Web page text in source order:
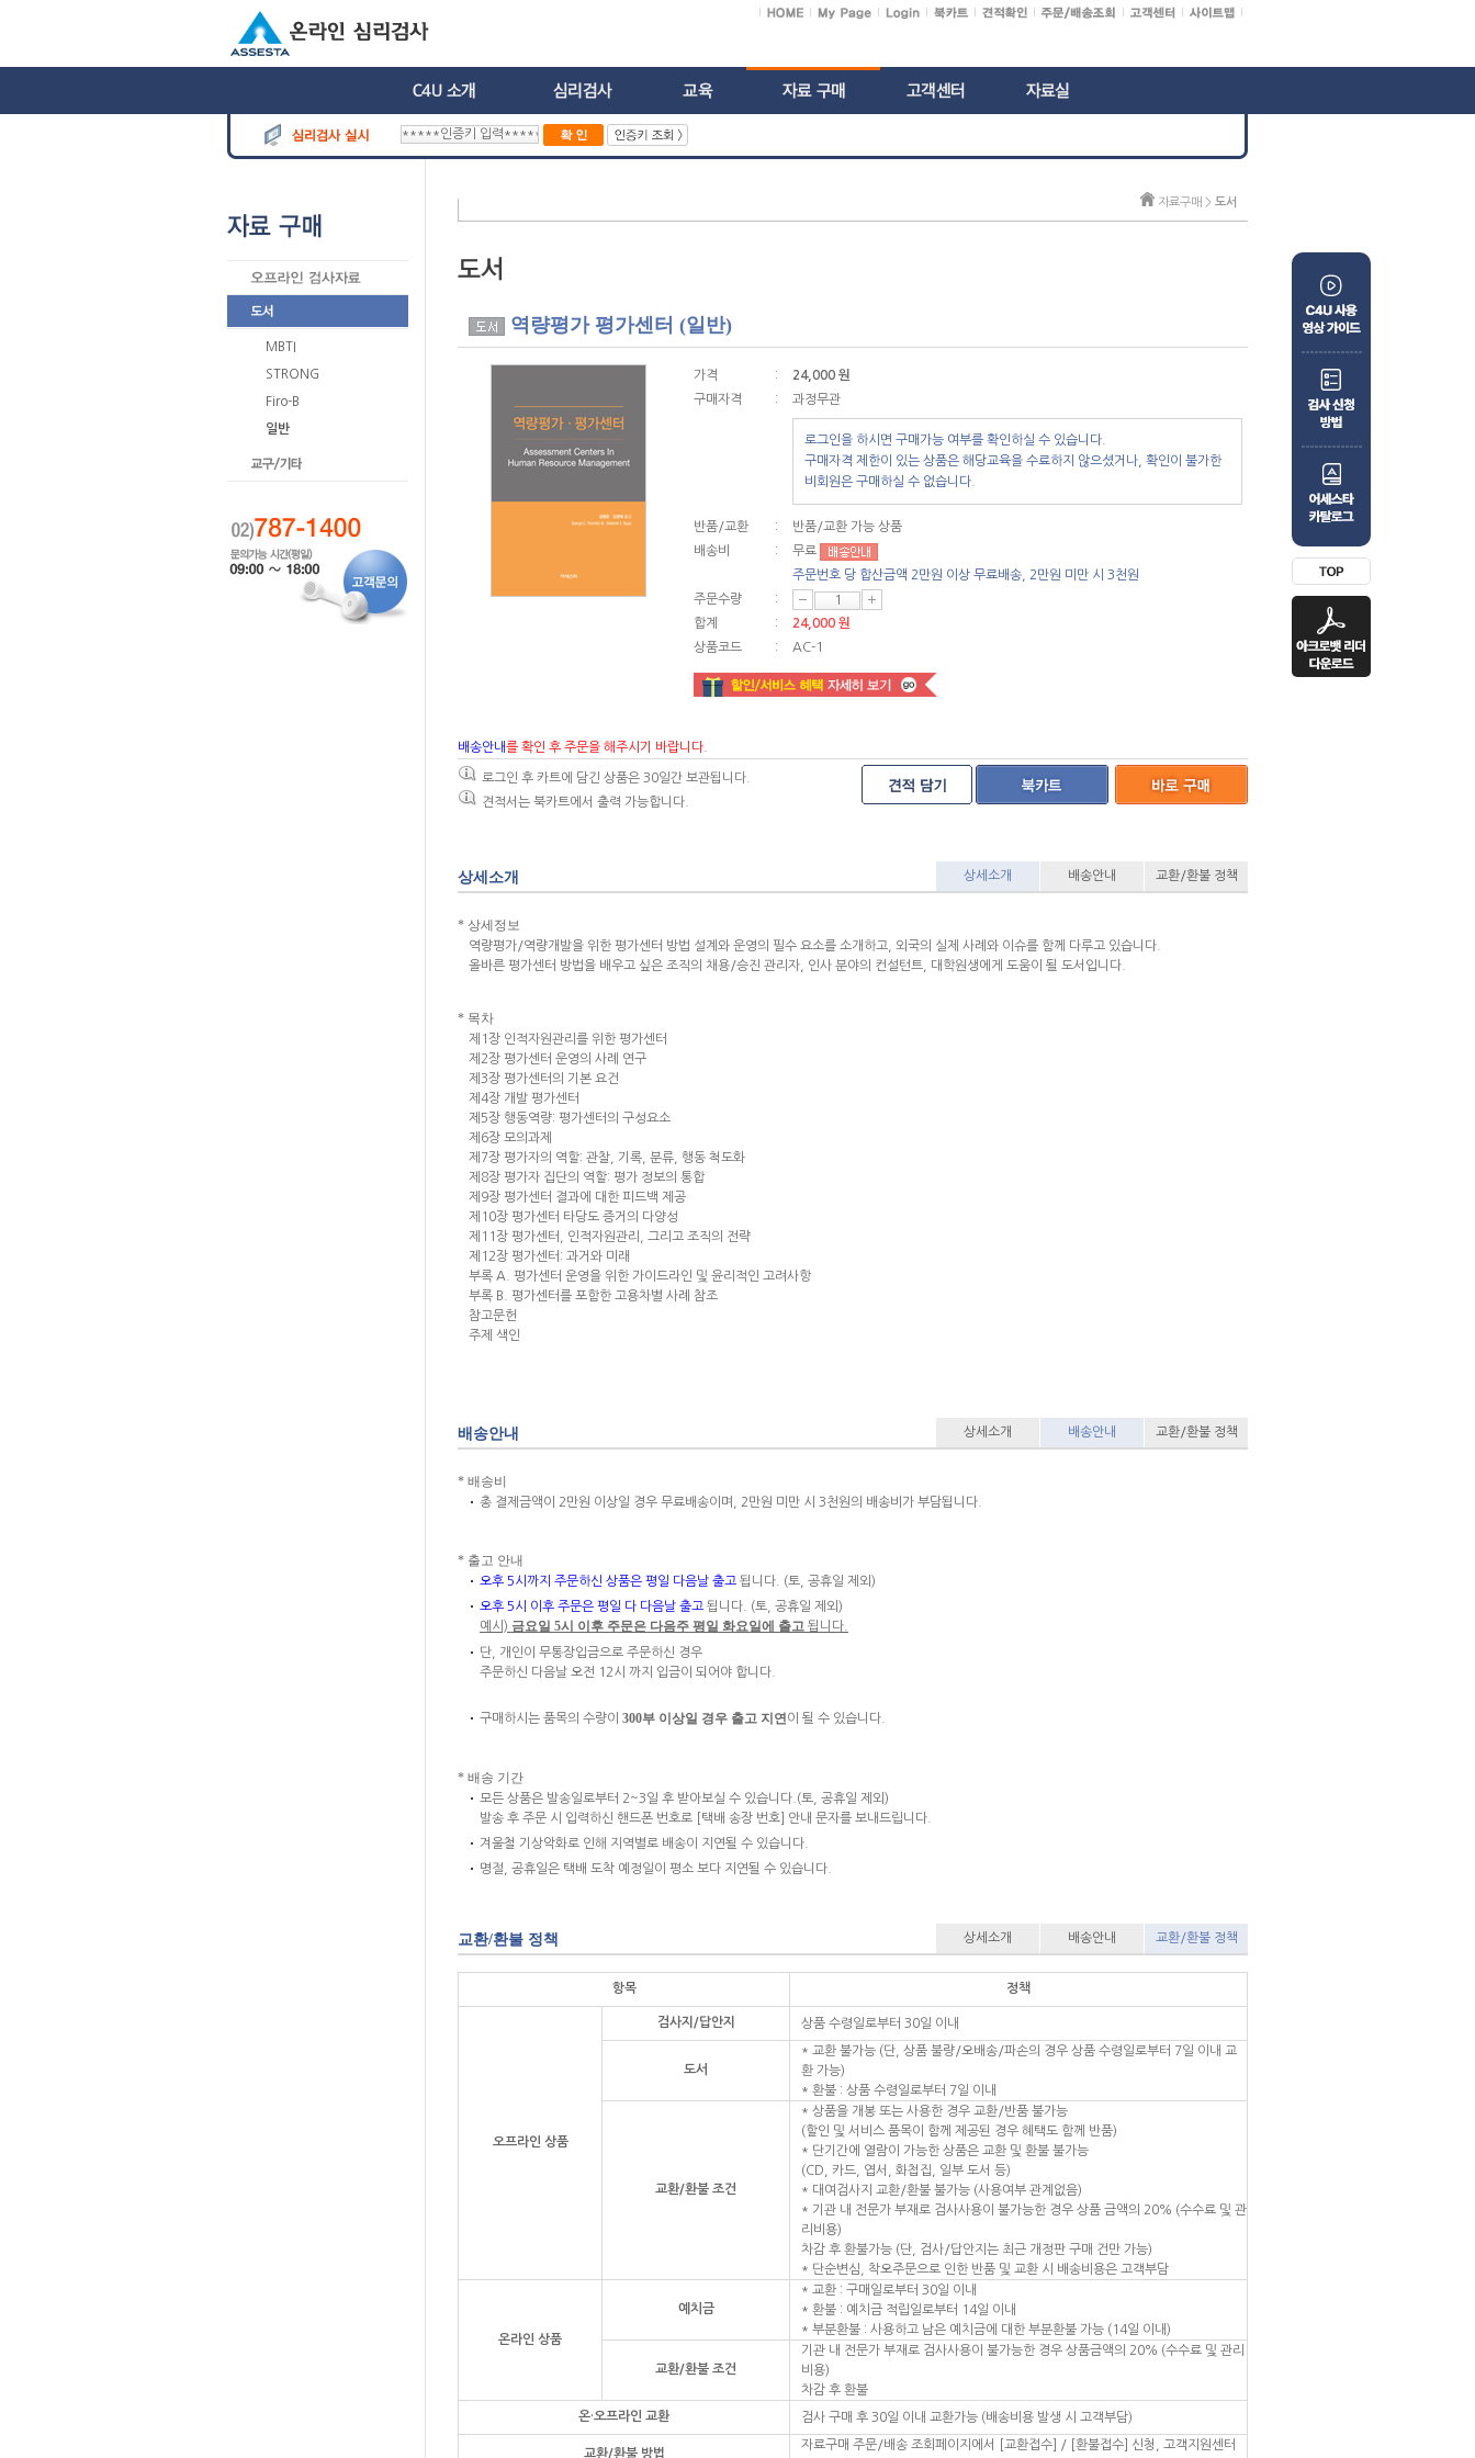
MBTI
STRONG
Firo-B
일반
자료구매 > 도서
역량평가 평가센터 (일반)
가격 :
24,000 원
구매자격
: 과정무관
로그인을 하시면 구매가능 여부를 확인하실 수 있습니다.
구매자격 제한이 있는 상품은 해당교육을 수료하지 않으셨거나, 확인이 불가한
비회원은 구매하실 수 없습니다.
반품/교환 :
반품/교환 가능 상품
배송비
:
무료
주문번호 당 합산금액 2만원 이상 무료배송, 2만원 미만 시 3천원
주문수량
:
합계
:
24,000 원
상품코드
: AC-1
배송안내를 확인 후 주문을 해주시기 바랍니다.
로그인 후 카트에 담긴 상품은 30일간 보관됩니다.
견적서는 북카트에서 출력 가능합니다.
상세소개 상세소개 배송안내 교환/환불 정책
* 상세정보
역량평가/역량개발을 위한 평가센터 방법 설계와 운영의 필수 요소를 소개하고, 외국의 실제 사례와 이슈를 함께 다루고 있습니다.
올바른 평가센터 방법을 배우고 싶은 조직의 채용/승진 관리자, 인사 분야의 컨설턴트, 대학원생에게 도움이 될 도서입니다.
* 목차
제1장 인적자원관리를 위한 평가센터
제2장 평가센터 운영의 사례 연구
제3장 평가센터의 기본 요건
제4장 개발 평가센터
제5장 행동역량: 평가센터의 구성요소
제6장 모의과제
제7장 평가자의 역할: 관찰, 기록, 분류, 행동 척도화
제8장 평가자 집단의 역할: 평가 정보의 통합
제9장 평가센터 결과에 대한 피드백 제공
제10장 평가센터 타당도 증거의 다양성
제11장 평가센터, 인적자원관리, 그리고 조직의 전략
제12장 평가센터: 과거와 미래
부록 A. 평가센터 운영을 위한 가이드라인 및 윤리적인 고려사항
부록 B. 평가센터를 포함한 고용차별 사례 참조
참고문헌
주제 색인
배송안내 상세소개 배송안내 교환/환불 정책
* 배송비
총 결제금액이 2만원 이상일 경우 무료배송이며, 2만원 미만 시 3천원의 배송비가 부담됩니다.
* 출고 안내
오후 5시까지 주문하신 상품은 평일 다음날 출고 됩니다. (토, 공휴일 제외)
오후 5시 이후 주문은 평일 다 다음날 출고 됩니다. (토, 공휴일 제외)
예시) 금요일 5시 이후 주문은 다음주 평일 화요일에 출고 됩니다.
단, 개인이 무통장입금으로 주문하신 경우
주문하신 다음날 오전 12시 까지 입금이 되어야 합니다.
구매하시는 품목의 수량이 300부 이상일 경우 출고 지연이 될 수 있습니다.
* 배송 기간
모든 상품은 발송일로부터 2~3일 후 받아보실 수 있습니다.(토, 공휴일 제외)
발송 후 주문 시 입력하신 핸드폰 번호로 [택배 송장 번호] 안내 문자를 보내드립니다.
겨울철 기상악화로 인해 지역별로 배송이 지연될 수 있습니다.
명절, 공휴일은 택배 도착 예정일이 평소 보다 지연될 수 있습니다.
교환/환불 정책 상세소개 배송안내 교환/환불 정책
항목 정책
오프라인 상품
검사지/답안지 상품 수령일로부터 30일 이내
도서
* 교환 불가능 (단, 상품 불량/오배송/파손의 경우 상품 수령일로부터 7일 이내 교
환 가능)
* 환불 : 상품 수령일로부터 7일 이내
교환/환불 조건
* 상품을 개봉 또는 사용한 경우 교환/반품 불가능
(할인 및 서비스 품목이 함께 제공된 경우 혜택도 함께 반품)
* 단기간에 열람이 가능한 상품은 교환 및 환불 불가능
(CD, 카드, 엽서, 화첩집, 일부 도서 등)
* 대여검사지 교환/환불 불가능 (사용여부 관계없음)
* 기관 내 전문가 부재로 검사사용이 불가능한 경우 상품 금액의 20% (수수료 및 관
리비용)
차감 후 환불가능 (단, 검사/답안지는 최근 개정판 구매 건만 가능)
* 단순변심, 착오주문으로 인한 반품 및 교환 시 배송비용은 고객부담
온라인 상품
예치금
* 교환 : 구매일로부터 30일 이내
* 환불 : 예치금 적립일로부터 14일 이내
* 부분환불 : 사용하고 남은 예치금에 대한 부분환불 가능 (14일 이내)
교환/환불 조건
기관 내 전문가 부재로 검사사용이 불가능한 경우 상품금액의 20% (수수료 및 관리
비용)
차감 후 환불
온·오프라인 교환
검사 구매 후 30일 이내 교환가능 (배송비용 발생 시 고객부담)
교환/환불 방법
자료구매 주문/배송 조회페이지에서 [교환접수] / [환불접수] 신청, 고객지원센터